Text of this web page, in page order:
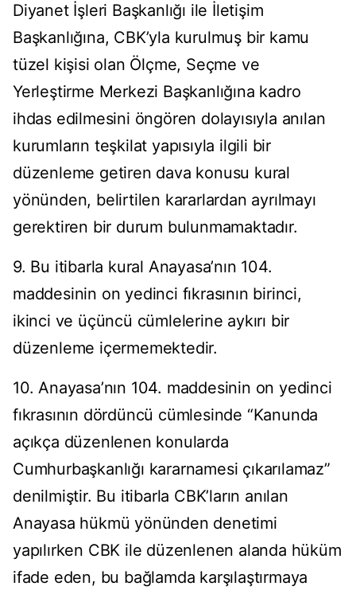
Diyanet İşleri Başkanlığı ile İletişim
Başkanlığına, CBK’yla kurulmuş bir kamu
tüzel kişisi olan Ölçme, Seçme ve
Yerleştirme Merkezi Başkanlığına kadro
ihdas edilmesini öngören dolayısıyla anılan
kurumların teşkilat yapısıyla ilgili bir
düzenleme getiren dava konusu kural
yönünden, belirtilen kararlardan ayrılmayı
gerektiren bir durum bulunmamaktadır.
9. Bu itibarla kural Anayasa’nın 104.
maddesinin on yedinci fıkrasının birinci,
ikinci ve üçüncü cümlelerine aykırı bir
düzenleme içermemektedir.
10. Anayasa’nın 104. maddesinin on yedinci
fıkrasının dördüncü cümlesinde “Kanunda
açıkça düzenlenen konularda
Cumhurbaşkanlığı kararnamesi çıkarılamaz”
denilmiştir. Bu itibarla CBK’ların anılan
Anayasa hükmü yönünden denetimi
yapılırken CBK ile düzenlenen alanda hüküm
ifade eden, bu bağlamda karşılaştırmaya